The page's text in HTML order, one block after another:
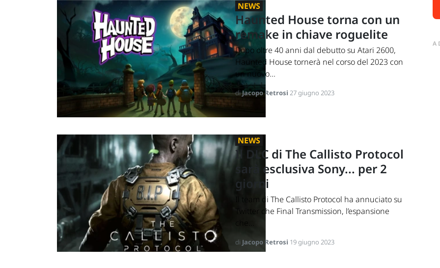
NEWS
Haunted House torna con un
remake in chiave roguelite
Dopo oltre 40 anni dal debutto su Atari 2600,
Haunted House tornerà nel corso del 2023 con
un nuovo...
diJacopo Retrosi 27 giugno 2023
NEWS
Il DLC di The Callisto Protocol
sarà esclusiva Sony... per 2
giorni
Il team di The Callisto Protocol ha annuciato su
Twitter che Final Transmission, l’espansione
che...
di Jacopo Retrosi 19 giugno 2023